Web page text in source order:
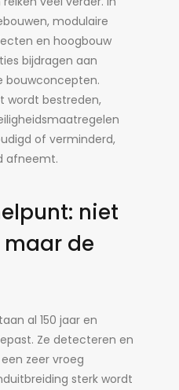
modulaire
en hoogbouw
bijdragen aan
bouwconcepten.
wordt bestreden,
of verminderd,
afneemt.
niet
de
al 150 jaar en
Ze detecteren en
zeer vroeg
sterk wordt